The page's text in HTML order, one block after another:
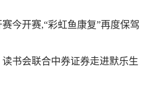
今开赛,“彩虹鱼康复”再度保驾
书会联合中券证券走进默乐生